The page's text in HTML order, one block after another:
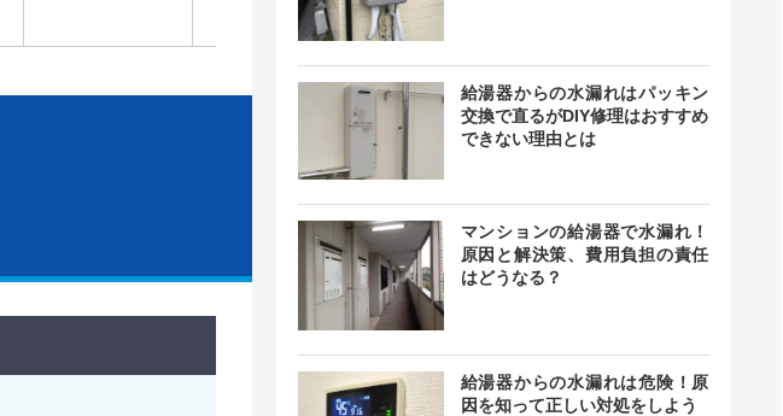
給湯器からの水漏れはパッキン
交換で直るがDIY修理はおすすめ
できない理由とは
マンションの給湯器で水漏れ！
原因と解決策、費用負担の責任
はどうなる？
給湯器からの水漏れは危険！原
因を知って正しい対処をしよう